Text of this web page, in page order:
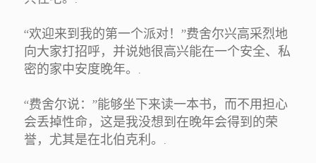
“欢迎来到我的第一个派对！”费舍尔兴高采烈地
向大家打招呼，并说她很高兴能在一个安全、私
密的家中安度晚年。.
“费舍尔说：”能够坐下来读一本书，而不用担心
会丢掉性命，这是我没想到在晚年会得到的荣
誉，尤其是在北伯克利。.